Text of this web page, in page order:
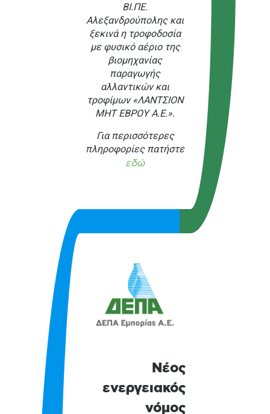
ΒΙ.ΠΕ.
Αλεξανδρούπολης και
ξεκινά η τροφοδοσία
με φυσικό αέριο της
βιομηχανίας
παραγωγής
αλλαντικών και
τροφίμων «ΛΑΝΤΣΙΟΝ
ΜΗΤ ΕΒΡΟΥ Α.Ε.».
Για περισσότερες
πληροφορίες πατήστε
εδώ
Νέος
ενεργειακός
νόμος